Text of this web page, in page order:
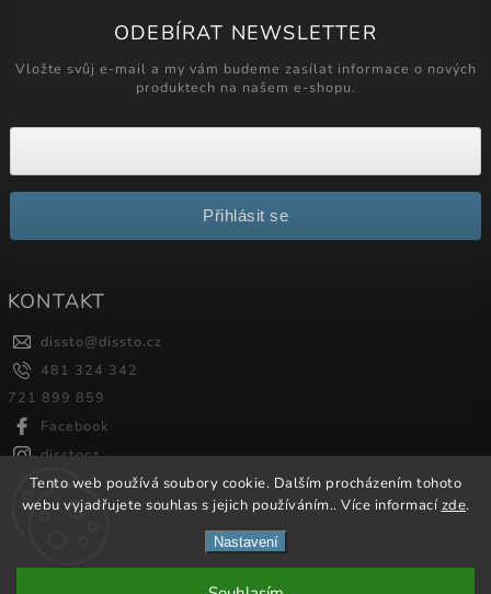
Tento web používá soubory cookie. Dalším procházením tohoto
webu vyjadřujete souhlas s jejich používáním.. Více informacízde.
Nastavení
ODEBÍRAT NEWSLETTER
Vložte svůj e-mail a my vám budeme zasílat informace o nových
produktech na našem e-shopu.
Přihlásit se
KONTAKT
dissto@dissto.cz
481 324 342
721 899 859
Facebook
disstocz
Shoptet| Design